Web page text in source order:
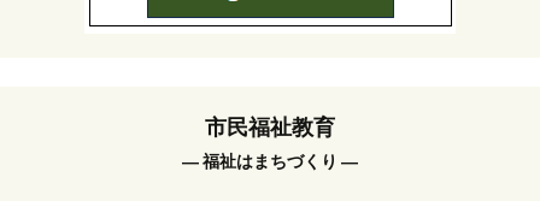
市民福祉教育
― 福祉はまちづくり ―